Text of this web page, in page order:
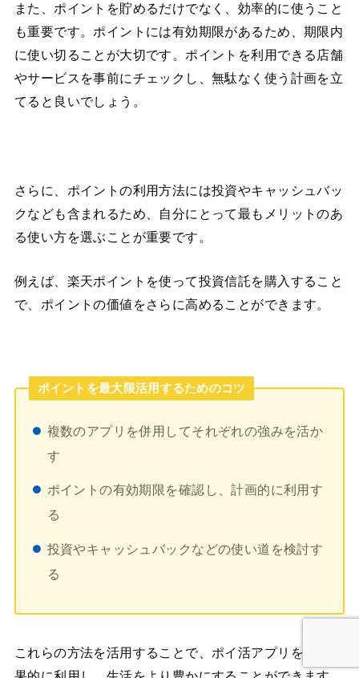
また、ポイントを貯めるだけでなく、効率的に使うこと
も重要です。ポイントには有効期限があるため、期限内
に使い切ることが大切です。ポイントを利用できる店舗
やサービスを事前にチェックし、無駄なく使う計画を立
てると良いでしょう。
さらに、ポイントの利用方法には投資やキャッシュバッ
クなども含まれるため、自分にとって最もメリットのあ
る使い方を選ぶことが重要です。
例えば、楽天ポイントを使って投資信託を購入すること
で、ポイントの価値をさらに高めることができます。
ポイントを最大限活用するためのコツ
複数のアプリを併用してそれぞれの強みを活か
す
ポイントの有効期限を確認し、計画的に利用す
る
投資やキャッシュバックなどの使い道を検討す
る
これらの方法を活用することで、ポイ活アプリをより効